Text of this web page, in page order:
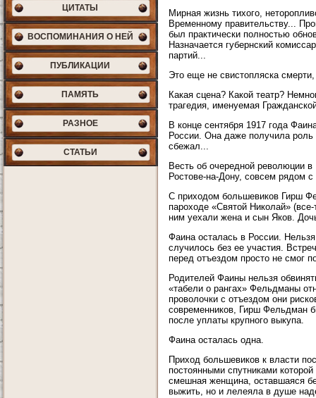
ЦИТАТЫ
ВОСПОМИНАНИЯ О НЕЙ
ПУБЛИКАЦИИ
ПАМЯТЬ
РАЗНОЕ
СТАТЬИ
Мирная жизнь тихого,
Временному правительству...
был практически полностью
Назначается губернский
партий...
Это еще не свистопляска
Какая сцена? Какой театр?
трагедия, именуемая
В конце сентября 1917 года
России. Она даже получила роль
сбежал...
Весть об очередной революции в
Ростове-на-Дону, совсем рядом
С приходом большевиков Гирш
пароходе «Святой Николай»
ним уехали жена и сын Яков.
Фаина осталась в России.
случилось без ее участия.
перед отъездом просто не смог
Родителей Фаины нельзя
«табели о рангах» Фельдманы
проволочки с отъездом они
современников, Гирш Фельдман
после уплаты крупного выкупа.
Фаина осталась одна.
Приход большевиков к власти
постоянными спутниками
смешная женщина, оставшаяся
выжить, но и лелеяла в душе